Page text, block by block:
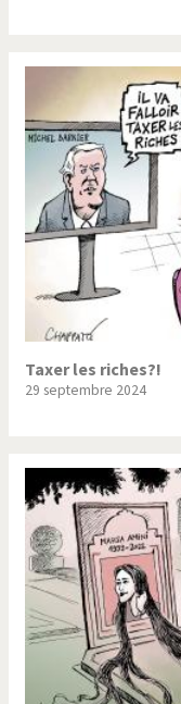
Taxer les riches?!
29 septembre 2024